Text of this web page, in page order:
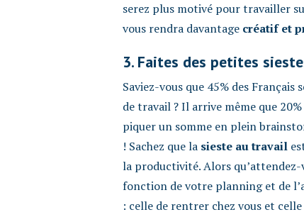
serez plus motivé pour travailler
vous rendra davantage créatif et
3. Faites des petites
Saviez-vous que 45% des
de travail ? Il arrive même que
piquer un somme en plein
! Sachez que la sieste au travail
la productivité. Alors qu’attendez-
fonction de votre planning et de
: celle de rentrer chez vous et